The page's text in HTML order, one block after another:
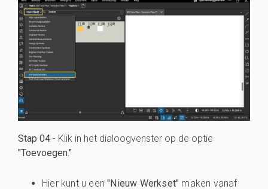
Stap 04 - Klik in het dialoogvenster op de optie
"Toevoegen."
Hier kunt u een "Nieuw Werkset" maken vanaf